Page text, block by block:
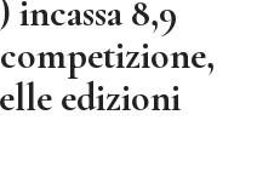
8,9
edizioni